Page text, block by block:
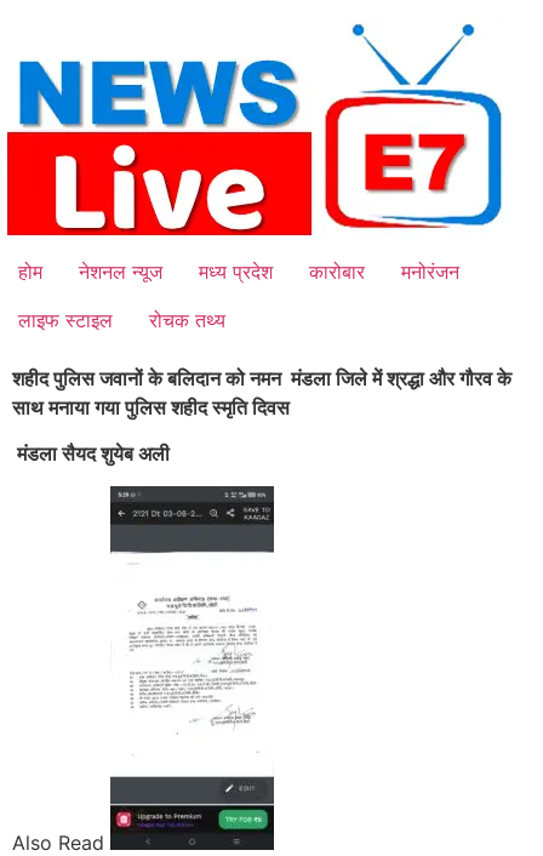
content
होम नेशनल न्यूज मध्य प्रदेश कारोबार
मनोरंजन
लाइफ स्टाइल
रोचक तथ्य
शहीद पुलिस जवानों के बलिदान को नमन मंडला जिले में श्रद्धा और गौरव के
साथ मनाया गयापुलिस शहीद स्मृति दिवस
मंडला सैयद शुयेब अली
Also Read